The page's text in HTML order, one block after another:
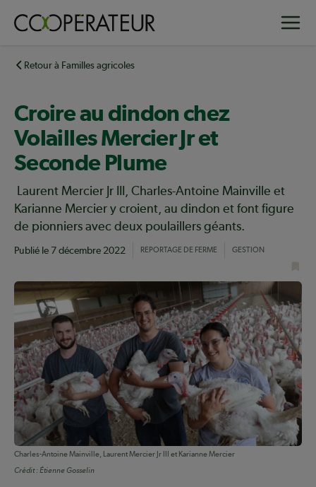
principalRetour à Familles agricoles
Croire au dindon chez
Volailles Mercier Jr et
Seconde Plume
Laurent Mercier Jr III, Charles-Antoine Mainville et
Karianne Mercier y croient, au dindon et font figure
de pionniers avec deux poulaillers géants.
Publié le 7 décembre 2022 REPORTAGE DE FERME GESTION
Charles-Antoine Mainville, Laurent Mercier Jr III et Karianne Mercier
Crédit :Étienne Gosselin